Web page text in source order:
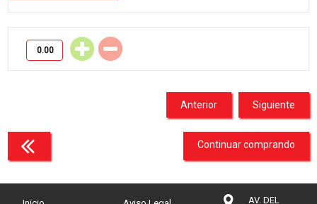
Siguiente
Anterior
Continuar comprando
AV. DEL